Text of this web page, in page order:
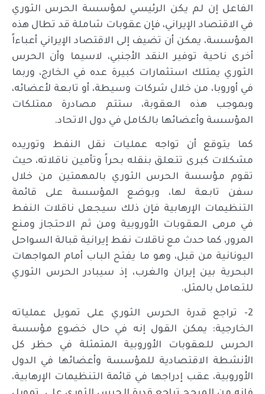
الفاعل إن لم يكن الرئيسي لمؤسسة الحرس الثوري
في الاقتصاد الإيراني، فإن عقوبات شاملة قد تطال هذه
المؤسسة، يمكن أن تضيف إلى الاقتصاد الإيراني أعباءاً
أخرى ناحية توفير النقد الأجنبي، لاسيما وأن الحرس
الثوري يمتلك استثمارات كبيرة عده في الخارج، وربما
في أوروبا، من خلال شركات وسيطة، أو تابعة لأعضائه،
وبموجب هذه العقوبة، ستتم مصادرة ممتلكات
المؤسسة وأعضائها بالكامل في دول الاتحاد.
كما يتوقع أن تواجه عمليات نقل النفط وتوريده
مشكلات كبرى تتعلق بنقله بحراً وتأمين ناقلاته، حيث
تقوم مؤسسة الحرس الثوري بالمهمتين من خلال
سفن تابعة لها، وبوضع المؤسسة على قائمة
التنظيمات الإرهابية فإن ذلك سيجعل ناقلات النفط
في مرمى العقوبات الأوروبية ومن ثم الاحتجاز ومنع
المرور، كما حدث مع ناقلات نفط إيرانية قبالة السواحل
اليونانية من قبل، وهو ما يفتح الباب أمام المواجهات
البحرية بين إيران والغرب، إذ سيبادر الحرس الثوري
للتعامل بالمثل.
2- تراجع قدرة الحرس الثوري على تمويل عملياته
الخارجية: يمكن القول إنه في حال خضوع مؤسسة
الحرس للعقوبات الأوروبية المتمثلة في حظر كل
الأنشطة الاقتصادية للمؤسسة وأعضائها في الدول
الأوروبية، عقب إدراجها في قائمة التنظيمات الإرهابية،